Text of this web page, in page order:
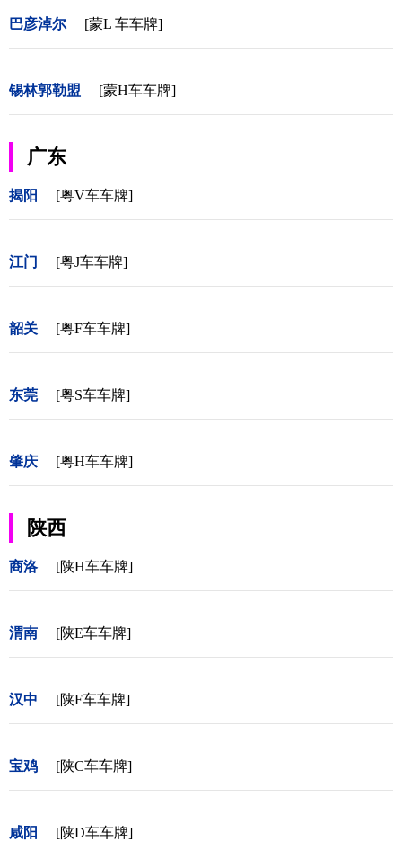
巴彦淖尔 [蒙L 车车牌]
锡林郭勒盟 [蒙H车车牌]
广东
揭阳 [粤V车车牌]
江门 [粤J车车牌]
韶关 [粤F车车牌]
东莞 [粤S车车牌]
肇庆 [粤H车车牌]
陕西
商洛 [陕H车车牌]
渭南 [陕E车车牌]
汉中 [陕F车车牌]
宝鸡 [陕C车车牌]
咸阳 [陕D车车牌]